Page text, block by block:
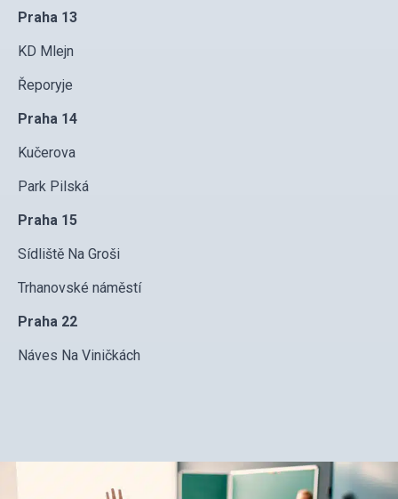
Praha 13
KD Mlejn
Řeporyje
Praha 14
Kučerova
Park Pilská
Praha 15
Sídliště Na Groši
Trhanovské náměstí
Praha 22
Náves Na Viničkách